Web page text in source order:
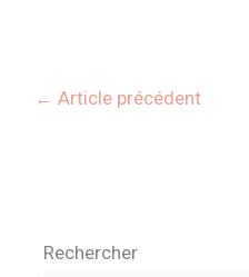
← Article précédent
Rechercher